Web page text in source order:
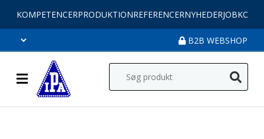
KOMPETENCERPRODUKTIONREFERENCERNYHEDERJOB
B2B WEBSHOP